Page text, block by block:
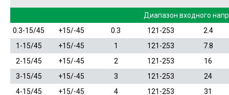
Диапазон входного
0.3-15/45
+15/-45 0.3 121-253
2.4
1-15/45
+15/-45 1 121-253
7.8
2-15/45
+15/-45 2 121-253
16
3-15/45
+15/-45 3 121-253
24
4-15/45
+15/-45 4 121-253
31